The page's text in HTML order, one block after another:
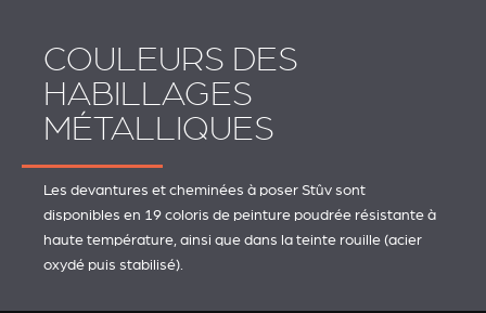
COULEURS DES
HABILLAGES
MÉTALLIQUES
Les devantures et cheminées à poser Stûv sont
disponibles en 19 coloris de peinture poudrée résistante à
haute température, ainsi que dans la teinte rouille (acier
oxydé puis stabilisé).